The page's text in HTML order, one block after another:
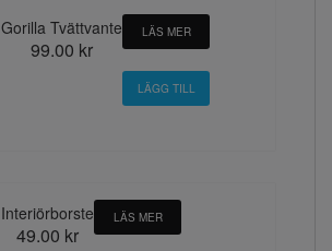
Gorilla Tvättvante
99.00 kr
LÄS MER
Interiörborste
49.00 kr
LÄS MER